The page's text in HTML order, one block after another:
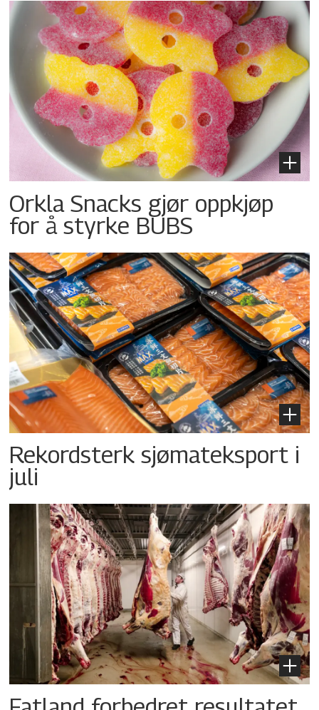
Orkla Snacks gjør oppkjøp
for å styrke BUBS
Rekordsterk sjømateksport i
juli